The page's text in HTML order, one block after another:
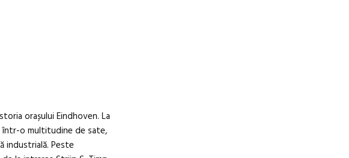
orașului Eindhoven. La
într-o multitudine de sate,
industrială. Peste